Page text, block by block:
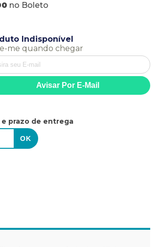
no Boleto
Indisponível
me quando chegar
prazo de entrega